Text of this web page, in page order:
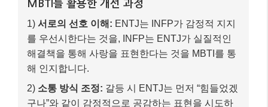
이디어를 존중하고, INFP는 ENTJ의 추진력을 믿
고 따르며 서로의 강점을 활용합니다.
최종 결과
–관계 발전: 서로의 다름을 이해하고 존중하며, 오
히려 서로에게 부족한 부분을 채워주는 보완적인